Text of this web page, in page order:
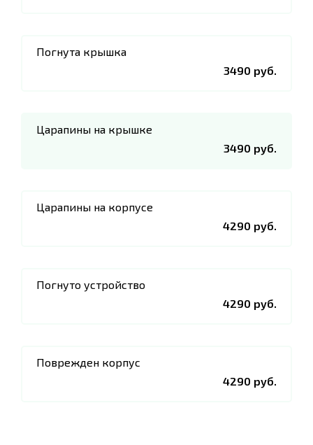
Погнута крышка
3490 руб.
Царапины на крышке
3490 руб.
Царапины на корпусе
4290 руб.
Погнуто устройство
4290 руб.
Поврежден корпус
4290 руб.